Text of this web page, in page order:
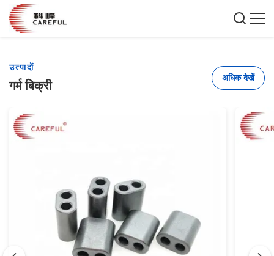
उत्पादों
गर्म बिक्री
अधिक देखें